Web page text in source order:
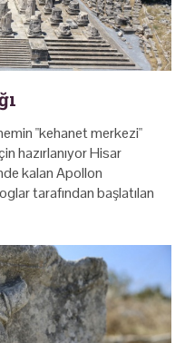
"kehanet merkezi"
hazırlanıyor Hisar
kalan Apollon
tarafından başlatılan